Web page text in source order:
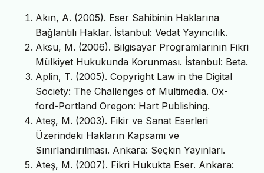
Akın, A. (2005). Eser Sahibinin Haklarına
Bağlantılı Haklar. İstanbul: Vedat Yayıncılık.
Aksu, M. (2006). Bilgisayar Programlarının Fikri
Mülkiyet Hukukunda Korunması. İstanbul: Beta.
Aplin, T. (2005). Copyright Law in the Digital
Society: The Challenges of Multimedia. Ox-
ford-Portland Oregon: Hart Publishing.
Ateş, M. (2003). Fikir ve Sanat Eserleri
Üzerindeki Hakların Kapsamı ve
Sınırlandırılması. Ankara: Seçkin Yayınları.
Ateş, M. (2007). Fikri Hukukta Eser. Ankara: